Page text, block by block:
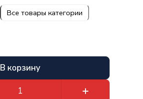
Все товары категории
В корзину